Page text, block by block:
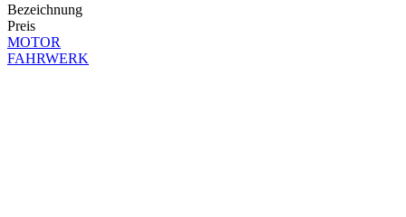
Bezeichnung
Preis
MOTOR
FAHRWERK